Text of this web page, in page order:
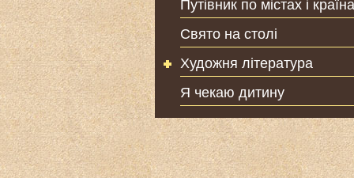
Путівник по містах і
Свято на столі
Художня література
Я чекаю дитину